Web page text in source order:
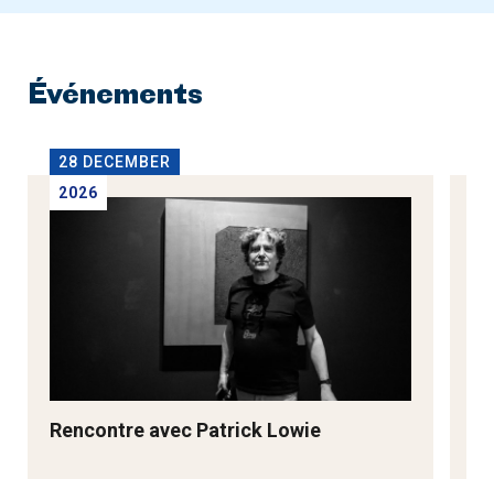
Événements
28 DECEMBER
2026
Rencontre avec Patrick Lowie